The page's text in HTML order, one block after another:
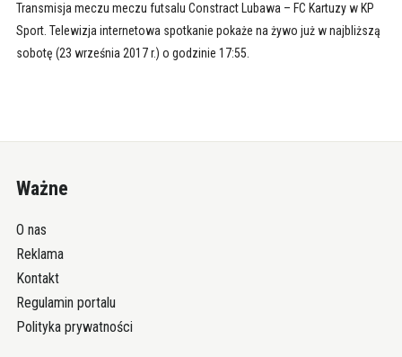
Transmisja meczu meczu futsalu Constract Lubawa – FC Kartuzy w KP
Sport. Telewizja internetowa spotkanie pokaże na żywo już w najbliższą
sobotę (23 września 2017 r.) o godzinie 17:55.
Ważne
O nas
Reklama
Kontakt
Regulamin portalu
Polityka prywatności